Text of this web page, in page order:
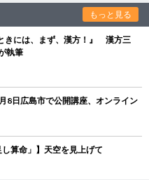
もっと見る
きには、まず、漢方！』 漢方三
執筆
日広島市で公開講座、オンライン
算命」】天空を見上げて